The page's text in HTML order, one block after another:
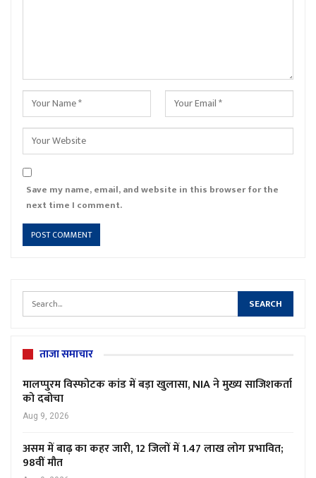
Save my name, email, and website in this browser for the
next time I comment.
ताजा समाचार
मालप्पुरम विस्फोटक कांड में बड़ा खुलासा, NIA ने मुख्य साजिशकर्ता
को दबोचा
Aug 9, 2026
असम में बाढ़ का कहर जारी, 12 जिलों में 1.47 लाख लोग प्रभावित;
98वीं मौत